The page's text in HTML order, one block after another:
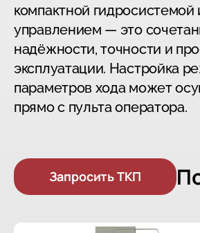
компактной
управлением — это
надёжности, точности и
эксплуатации. Настройка
параметров хода может
прямо с пульта оператора.
Запросить ТКП